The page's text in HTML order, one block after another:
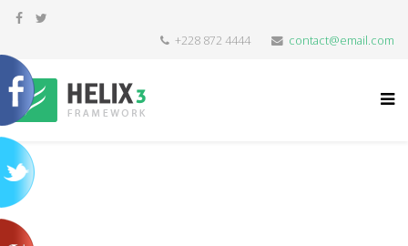
+228 872 4444 contact@email.com